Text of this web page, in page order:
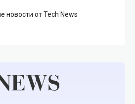
новости от Tech News